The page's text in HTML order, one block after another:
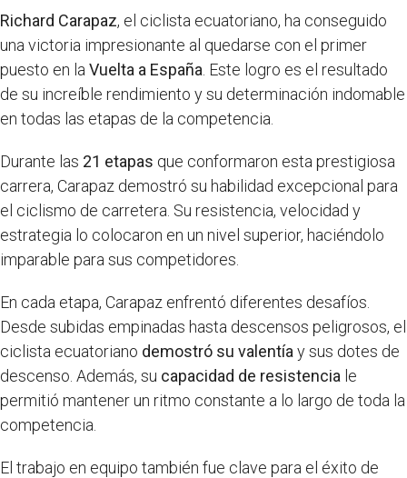
Richard Carapaz, el ciclista ecuatoriano, ha conseguido
una victoria impresionante al quedarse con el primer
puesto en la Vuelta a España . Este logro es el resultado
de su increíble rendimiento y su determinación indomable
en todas las etapas de la competencia.
Durante las 21 etapas que conformaron esta prestigiosa
carrera, Carapaz demostró su habilidad excepcional para
el ciclismo de carretera. Su resistencia, velocidad y
estrategia lo colocaron en un nivel superior, haciéndolo
imparable para sus competidores.
En cada etapa, Carapaz enfrentó diferentes desafíos.
Desde subidas empinadas hasta descensos peligrosos, el
ciclista ecuatoriano demostró su valentía y sus dotes de
descenso. Además, su capacidad de resistencia le
permitió mantener un ritmo constante a lo largo de toda la
competencia.
El trabajo en equipo también fue clave para el éxito de